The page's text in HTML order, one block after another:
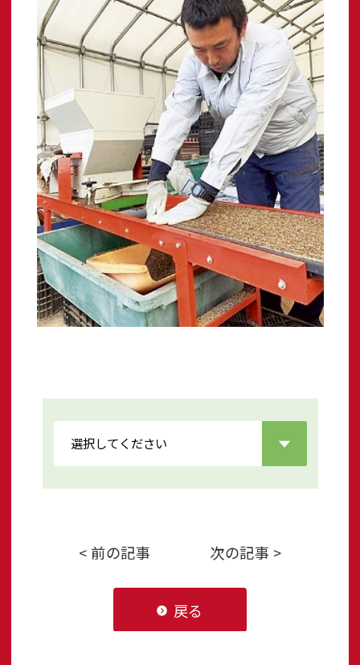
< 前の記事 次の記事 >
戻る